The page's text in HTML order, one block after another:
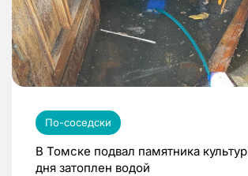
По-соседски
В Томске подвал памятника
дня затоплен водой